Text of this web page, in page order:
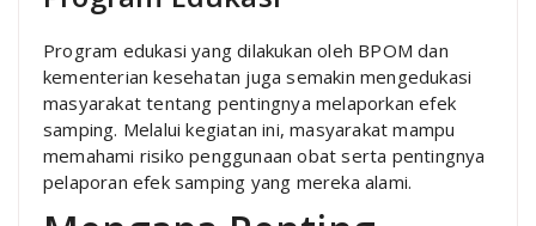
Program edukasi yang dilakukan oleh BPOM dan
kementerian kesehatan juga semakin mengedukasi
masyarakat tentang pentingnya melaporkan efek
samping. Melalui kegiatan ini, masyarakat mampu
memahami risiko penggunaan obat serta pentingnya
pelaporan efek samping yang mereka alami.